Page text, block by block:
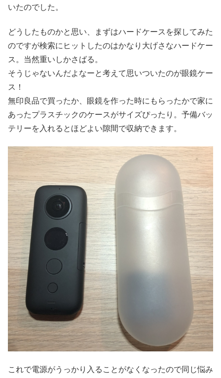
いたのでした。
どうしたものかと思い、まずはハードケースを探してみた
のですが検索にヒットしたのはかなり大げさなハードケー
ス。当然重いしかさばる。
そうじゃないんだよなーと考えて思いついたのが眼鏡ケー
ス！
無印良品で買ったか、眼鏡を作った時にもらったかで家に
あったプラスチックのケースがサイズぴったり。予備バッ
テリーを入れるとほどよい隙間で収納できます。
これで電源がうっかり入ることがなくなったので同じ悩み